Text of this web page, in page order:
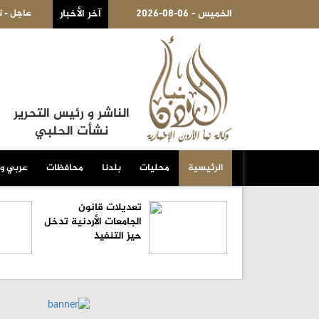
2026-08-06 - الخميس آخر الأخبار المتكاملة عبر تطبيقها الذكي وبالتكامل مع تطبيق عاجل - تعيين سفيرين
الناشر و رئيس التحرير
نشأت الحلبي
الرئيسية محليات بلدنا محافظات عربي
تعديلات قانون
الجامعات الأردنية تدخل
حيز التنفيذ